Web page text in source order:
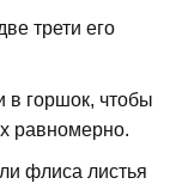
трети его
в горшок, чтобы
равномерно.
флиса листья